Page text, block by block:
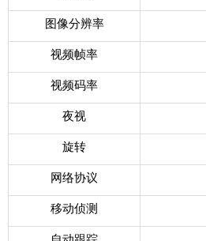
图像分辨率
视频帧率
视频码率
夜视
旋转
网络协议
移动侦测